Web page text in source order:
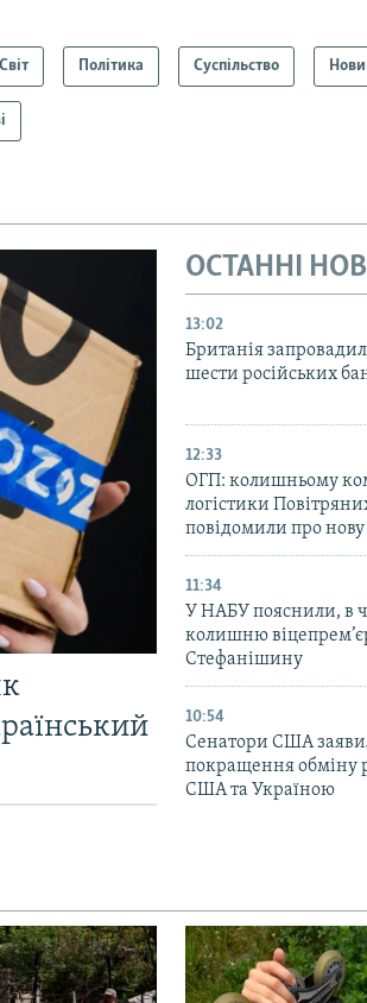
Світ Політика Суспільство
ОСТАННІ
13:02
Британія
шести російських
12:33
ОГП: колишньому
логістики
повідомили про нову
11:34
У НАБУ пояснили, в
колишню
Стефанішину
10:54
Сенатори США
покращення обміну
США та Україною